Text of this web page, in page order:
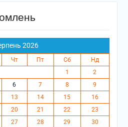
2026
Чт Пт Сб
Нд
1
2
6 7 8
9
13 14 15
16
20 21 22
23
27 28 29
30